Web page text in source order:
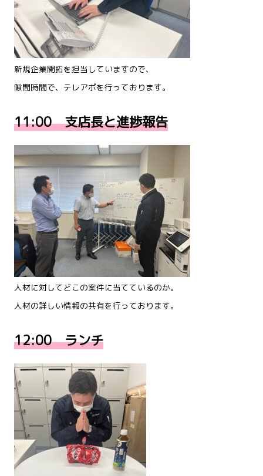
新規企業開拓を担当していますので、
隙間時間で、テレアポを行っております。
11:00 支店長と進捗報告
人材に対してどこの案件に当てているのか。
人材の詳しい情報の共有を行っております。
12:00 ランチ